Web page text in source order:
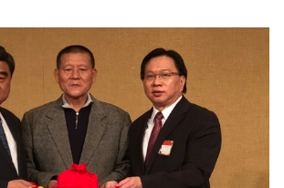
迎踴躍報名參加。 ＊2018年全國珠算